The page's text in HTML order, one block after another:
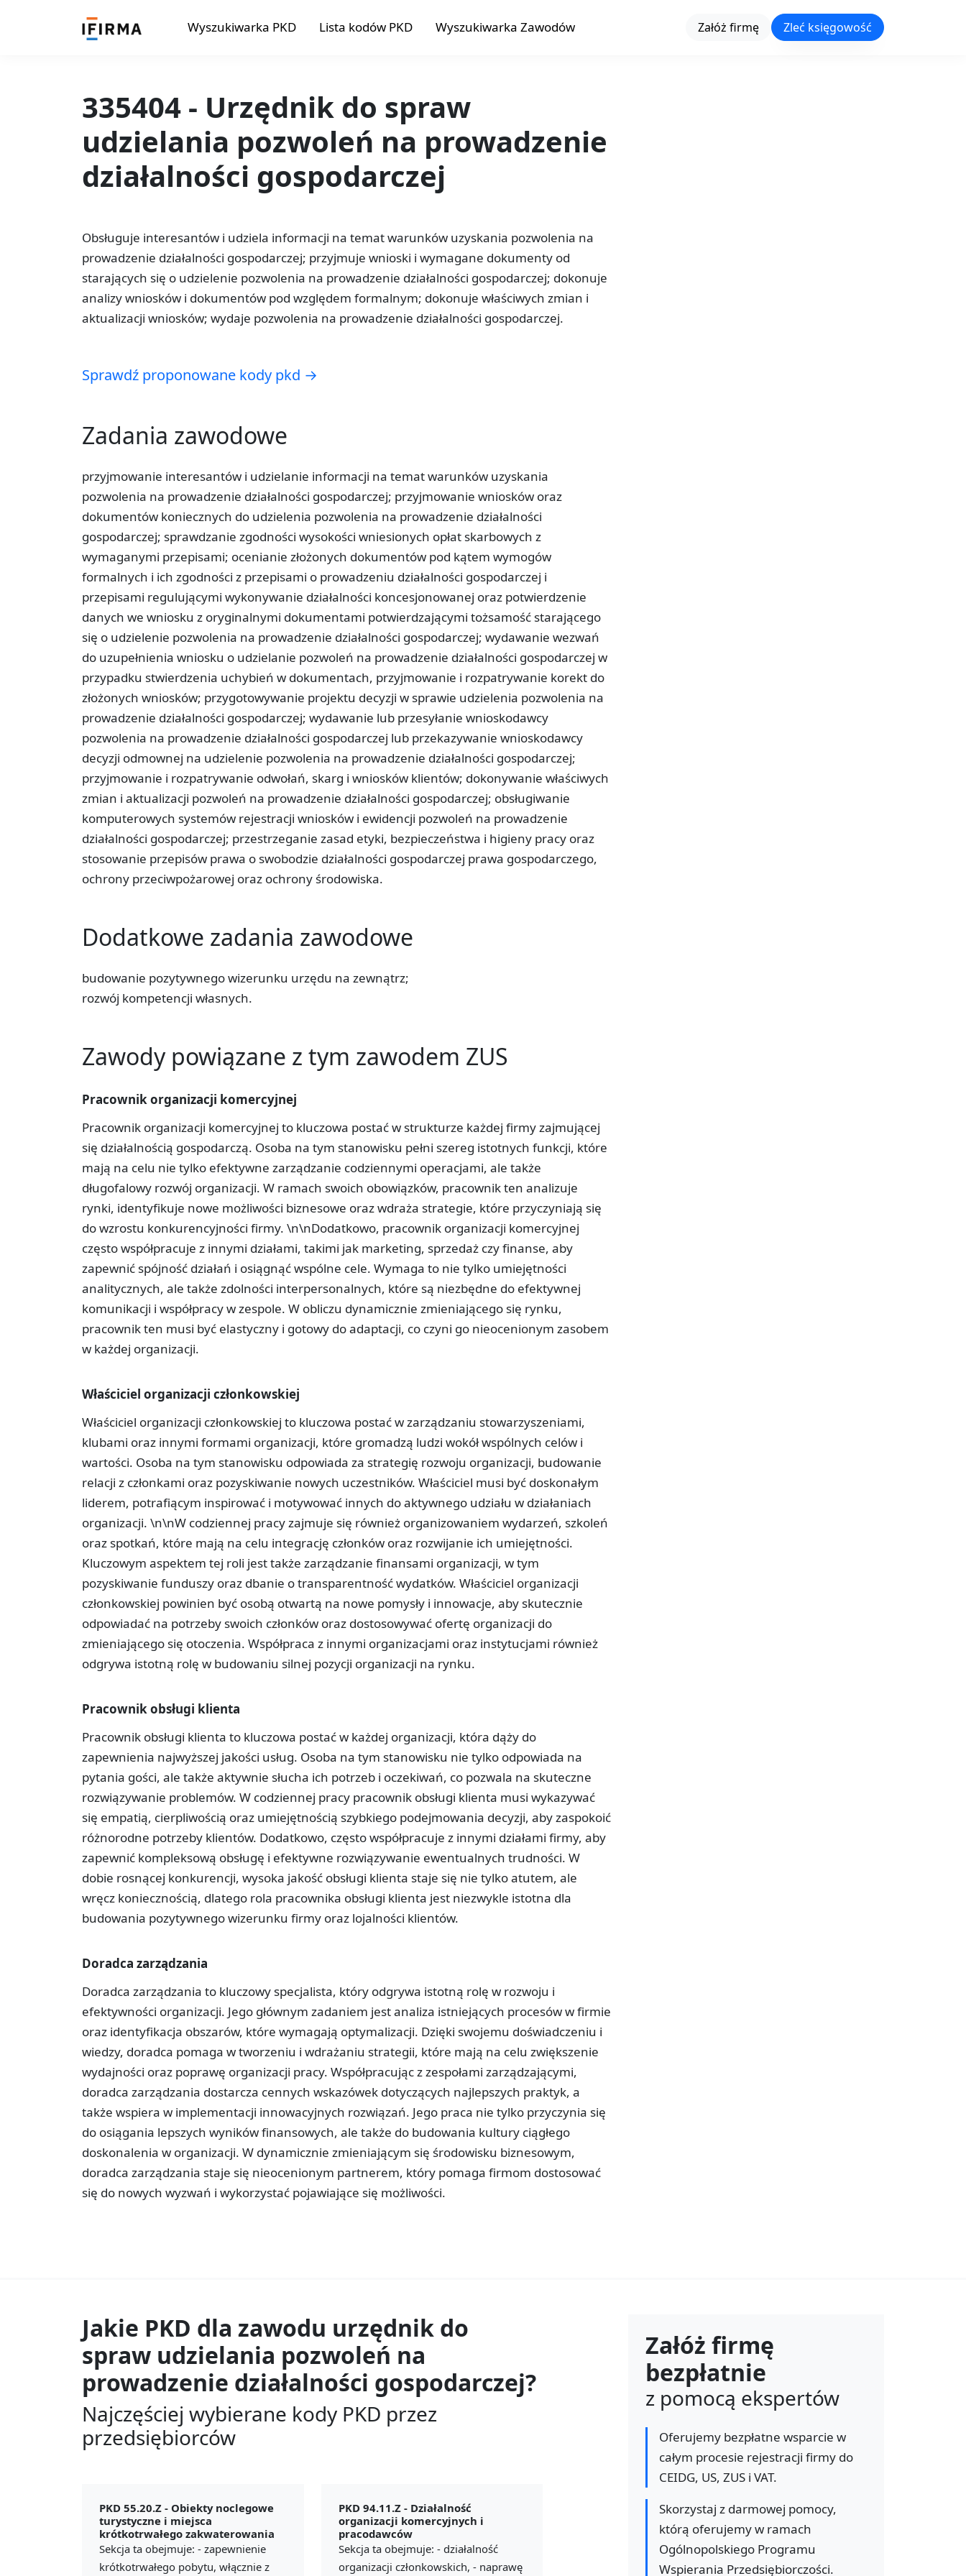
Wyszukiwarka PKD Lista kodów PKD Wyszukiwarka Zawodów Załóż firmę Zleć księgowość
335404 - Urzędnik do spraw
udzielania pozwoleń na prowadzenie
działalności gospodarczej
Obsługuje interesantów i udziela informacji na temat warunków uzyskania pozwolenia na
prowadzenie działalności gospodarczej; przyjmuje wnioski i wymagane dokumenty od
starających się o udzielenie pozwolenia na prowadzenie działalności gospodarczej; dokonuje
analizy wniosków i dokumentów pod względem formalnym; dokonuje właściwych zmian i
aktualizacji wniosków; wydaje pozwolenia na prowadzenie działalności gospodarczej.
Sprawdź proponowane kody pkd →
Zadania zawodowe
przyjmowanie interesantów i udzielanie informacji na temat warunków uzyskania
pozwolenia na prowadzenie działalności gospodarczej; przyjmowanie wniosków oraz
dokumentów koniecznych do udzielenia pozwolenia na prowadzenie działalności
gospodarczej; sprawdzanie zgodności wysokości wniesionych opłat skarbowych z
wymaganymi przepisami; ocenianie złożonych dokumentów pod kątem wymogów
formalnych i ich zgodności z przepisami o prowadzeniu działalności gospodarczej i
przepisami regulującymi wykonywanie działalności koncesjonowanej oraz potwierdzenie
danych we wniosku z oryginalnymi dokumentami potwierdzającymi tożsamość starającego
się o udzielenie pozwolenia na prowadzenie działalności gospodarczej; wydawanie wezwań
do uzupełnienia wniosku o udzielanie pozwoleń na prowadzenie działalności gospodarczej w
przypadku stwierdzenia uchybień w dokumentach, przyjmowanie i rozpatrywanie korekt do
złożonych wniosków; przygotowywanie projektu decyzji w sprawie udzielenia pozwolenia na
prowadzenie działalności gospodarczej; wydawanie lub przesyłanie wnioskodawcy
pozwolenia na prowadzenie działalności gospodarczej lub przekazywanie wnioskodawcy
decyzji odmownej na udzielenie pozwolenia na prowadzenie działalności gospodarczej;
przyjmowanie i rozpatrywanie odwołań, skarg i wniosków klientów; dokonywanie właściwych
zmian i aktualizacji pozwoleń na prowadzenie działalności gospodarczej; obsługiwanie
komputerowych systemów rejestracji wniosków i ewidencji pozwoleń na prowadzenie
działalności gospodarczej; przestrzeganie zasad etyki, bezpieczeństwa i higieny pracy oraz
stosowanie przepisów prawa o swobodzie działalności gospodarczej prawa gospodarczego,
ochrony przeciwpożarowej oraz ochrony środowiska.
Dodatkowe zadania zawodowe
budowanie pozytywnego wizerunku urzędu na zewnątrz;
rozwój kompetencji własnych.
Zawody powiązane z tym zawodem ZUS
Pracownik organizacji komercyjnej
Pracownik organizacji komercyjnej to kluczowa postać w strukturze każdej firmy zajmującej
się działalnością gospodarczą. Osoba na tym stanowisku pełni szereg istotnych funkcji, które
mają na celu nie tylko efektywne zarządzanie codziennymi operacjami, ale także
długofalowy rozwój organizacji. W ramach swoich obowiązków, pracownik ten analizuje
rynki, identyfikuje nowe możliwości biznesowe oraz wdraża strategie, które przyczyniają się
do wzrostu konkurencyjności firmy. \n\nDodatkowo, pracownik organizacji komercyjnej
często współpracuje z innymi działami, takimi jak marketing, sprzedaż czy finanse, aby
zapewnić spójność działań i osiągnąć wspólne cele. Wymaga to nie tylko umiejętności
analitycznych, ale także zdolności interpersonalnych, które są niezbędne do efektywnej
komunikacji i współpracy w zespole. W obliczu dynamicznie zmieniającego się rynku,
pracownik ten musi być elastyczny i gotowy do adaptacji, co czyni go nieocenionym zasobem
w każdej organizacji.
Właściciel organizacji członkowskiej
Właściciel organizacji członkowskiej to kluczowa postać w zarządzaniu stowarzyszeniami,
klubami oraz innymi formami organizacji, które gromadzą ludzi wokół wspólnych celów i
wartości. Osoba na tym stanowisku odpowiada za strategię rozwoju organizacji, budowanie
relacji z członkami oraz pozyskiwanie nowych uczestników. Właściciel musi być doskonałym
liderem, potrafiącym inspirować i motywować innych do aktywnego udziału w działaniach
organizacji. \n\nW codziennej pracy zajmuje się również organizowaniem wydarzeń, szkoleń
oraz spotkań, które mają na celu integrację członków oraz rozwijanie ich umiejętności.
Kluczowym aspektem tej roli jest także zarządzanie finansami organizacji, w tym
pozyskiwanie funduszy oraz dbanie o transparentność wydatków. Właściciel organizacji
członkowskiej powinien być osobą otwartą na nowe pomysły i innowacje, aby skutecznie
odpowiadać na potrzeby swoich członków oraz dostosowywać ofertę organizacji do
zmieniającego się otoczenia. Współpraca z innymi organizacjami oraz instytucjami również
odgrywa istotną rolę w budowaniu silnej pozycji organizacji na rynku.
Pracownik obsługi klienta
Pracownik obsługi klienta to kluczowa postać w każdej organizacji, która dąży do
zapewnienia najwyższej jakości usług. Osoba na tym stanowisku nie tylko odpowiada na
pytania gości, ale także aktywnie słucha ich potrzeb i oczekiwań, co pozwala na skuteczne
rozwiązywanie problemów. W codziennej pracy pracownik obsługi klienta musi wykazywać
się empatią, cierpliwością oraz umiejętnością szybkiego podejmowania decyzji, aby zaspokoić
różnorodne potrzeby klientów. Dodatkowo, często współpracuje z innymi działami firmy, aby
zapewnić kompleksową obsługę i efektywne rozwiązywanie ewentualnych trudności. W
dobie rosnącej konkurencji, wysoka jakość obsługi klienta staje się nie tylko atutem, ale
wręcz koniecznością, dlatego rola pracownika obsługi klienta jest niezwykle istotna dla
budowania pozytywnego wizerunku firmy oraz lojalności klientów.
Doradca zarządzania
Doradca zarządzania to kluczowy specjalista, który odgrywa istotną rolę w rozwoju i
efektywności organizacji. Jego głównym zadaniem jest analiza istniejących procesów w firmie
oraz identyfikacja obszarów, które wymagają optymalizacji. Dzięki swojemu doświadczeniu i
wiedzy, doradca pomaga w tworzeniu i wdrażaniu strategii, które mają na celu zwiększenie
wydajności oraz poprawę organizacji pracy. Współpracując z zespołami zarządzającymi,
doradca zarządzania dostarcza cennych wskazówek dotyczących najlepszych praktyk, a
także wspiera w implementacji innowacyjnych rozwiązań. Jego praca nie tylko przyczynia się
do osiągania lepszych wyników finansowych, ale także do budowania kultury ciągłego
doskonalenia w organizacji. W dynamicznie zmieniającym się środowisku biznesowym,
doradca zarządzania staje się nieocenionym partnerem, który pomaga firmom dostosować
się do nowych wyzwań i wykorzystać pojawiające się możliwości.
Jakie PKD dla zawodu urzędnik do
spraw udzielania pozwoleń na
prowadzenie działalności gospodarczej?
Najczęściej wybierane kody PKD przez
przedsiębiorców
PKD 55.20.Z - Obiekty noclegowe
turystyczne i miejsca
krótkotrwałego zakwaterowania
Sekcja ta obejmuje: - zapewnienie
krótkotrwałego pobytu, włącznie z
PKD 94.11.Z - Działalność
organizacji komercyjnych i
pracodawców
Sekcja ta obejmuje: - działalność
organizacji członkowskich, - naprawę
Załóż firmę
bezpłatnie
z pomocą ekspertów
Oferujemy bezpłatne wsparcie w
całym procesie rejestracji firmy do
CEIDG, US, ZUS i VAT.
Skorzystaj z darmowej pomocy,
którą oferujemy w ramach
Ogólnopolskiego Programu
Wspierania Przedsiębiorczości.